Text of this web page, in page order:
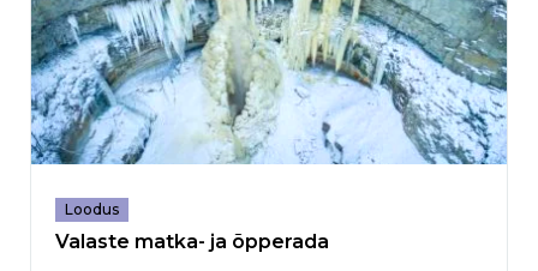
Loodus
Valaste matka- ja õpperada